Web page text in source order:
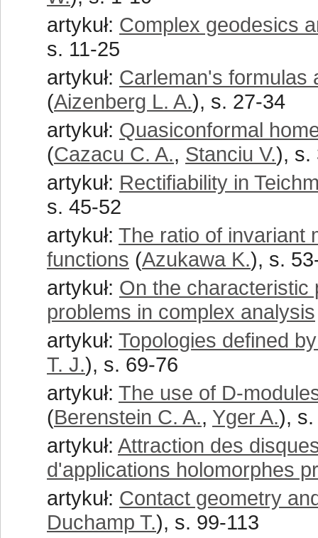
artykuł: Complex geodesics
s. 11-25
artykuł: Carleman's formulas
(Aizenberg L. A.), s. 27-34
artykuł: Quasiconformal
(Cazacu C. A., Stanciu V.), s.
artykuł: Rectifiability in
s. 45-52
artykuł: The ratio of invariant
functions (Azukawa K.), s.
artykuł: On the characteristic
problems in complex analysis
artykuł: Topologies defined
T. J.), s. 69-76
artykuł: The use of D-
(Berenstein C. A., Yger A.),
artykuł: Attraction des
d'applications holomorphes
artykuł: Contact geometry
Duchamp T.), s. 99-113